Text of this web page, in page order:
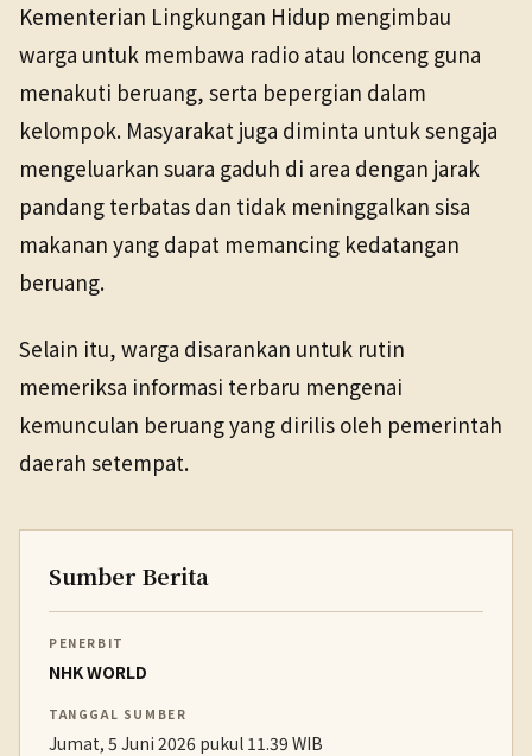
Kementerian Lingkungan Hidup mengimbau
warga untuk membawa radio atau lonceng guna
menakuti beruang, serta bepergian dalam
kelompok. Masyarakat juga diminta untuk sengaja
mengeluarkan suara gaduh di area dengan jarak
pandang terbatas dan tidak meninggalkan sisa
makanan yang dapat memancing kedatangan
beruang.
Selain itu, warga disarankan untuk rutin
memeriksa informasi terbaru mengenai
kemunculan beruang yang dirilis oleh pemerintah
daerah setempat.
Sumber Berita
PENERBIT
NHK WORLD
TANGGAL SUMBER
Jumat, 5 Juni 2026 pukul 11.39 WIB